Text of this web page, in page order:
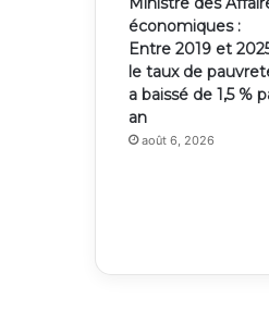
économiques :
Entre 2019 et
le taux de
a baissé de 1,5 %
an
août 6, 2026